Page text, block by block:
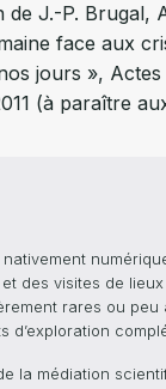
de J.-P. Brugal,
face aux
jours »,
(à paraître
des visites de
rares ou
d’exploration
la médiation